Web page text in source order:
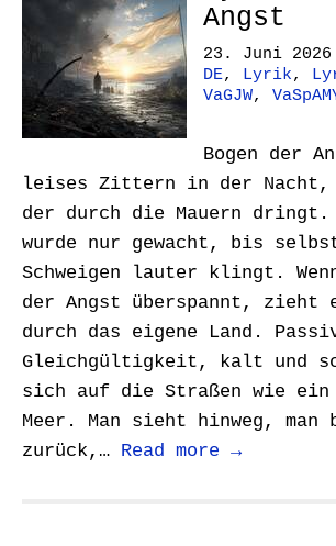
Angst
23. Juni 2026
DE, Lyrik,
VaGJW,
Bogen der
leises Zittern in der Nacht,
der durch die Mauern dringt.
wurde nur gewacht, bis
Schweigen lauter klingt.
der Angst überspannt, zieht
durch das eigene Land.
Gleichgültigkeit, kalt und
sich auf die Straßen wie ein
Meer. Man sieht hinweg,
zurück,… Read more →